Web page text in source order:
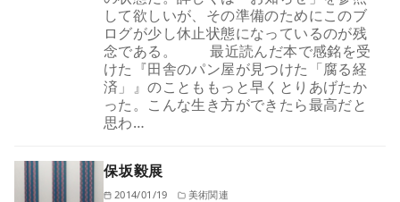
して欲しいが、その準備のためにこのブ
ログが少し休止状態になっているのが残
念である。 最近読んだ本で感銘を受
けた『田舎のパン屋が見つけた「腐る経
済」』のことももっと早くとりあげたか
った。こんな生き方ができたら最高だと
思わ…
保坂毅展
2014/01/19 美術関連